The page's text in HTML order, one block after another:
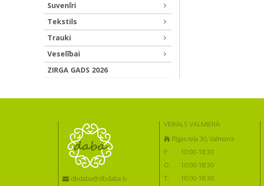
Suvenīri
Tekstils
Trauki
Veselībai
ZIRGA GADS 2026
dbdaba@dbdaba.lv
VEIKALS VALMIERĀ:
Rīgas iela 30, Valmiera
P:
10:00-18:30
O:
10:00-18:30
T:
10:00-18:30